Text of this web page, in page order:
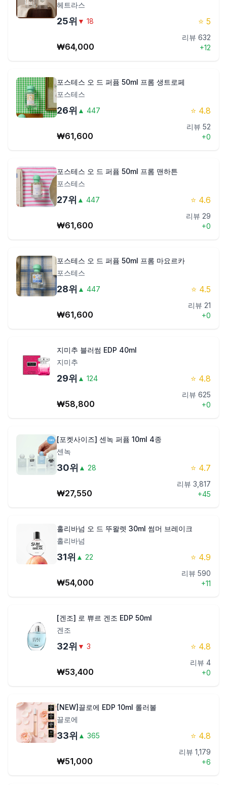
헤트라스
25위 ▼ 18 ⭐ 5
₩64,000
리뷰 632
+12
포스테스 오 드 퍼퓸 50ml 프롬 생트로페
포스테스
26위 ▲ 447 ⭐ 4.8
₩61,600
리뷰 52
+0
포스테스 오 드 퍼퓸 50ml 프롬 맨하튼
포스테스
27위 ▲ 447 ⭐ 4.6
₩61,600
리뷰 29
+0
포스테스 오 드 퍼퓸 50ml 프롬 마요르카
포스테스
28위 ▲ 447 ⭐ 4.5
₩61,600
리뷰 21
+0
지미추 블러썸 EDP 40ml
지미추
29위 ▲ 124 ⭐ 4.8
₩58,800
리뷰 625
+0
[포켓사이즈] 센녹 퍼퓸 10ml 4종
센녹
30위 ▲ 28 ⭐ 4.7
₩27,550
리뷰 3,817
+45
홀리바넘 오 드 뚜왈렛 30ml 썸머 브레이크
홀리바넘
31위 ▲ 22 ⭐ 4.9
₩54,000
리뷰 590
+11
[겐조] 로 쀼르 겐조 EDP 50ml
겐조
32위 ▼ 3 ⭐ 4.8
₩53,400
리뷰 4
+0
[NEW]끌로에 EDP 10ml 롤러볼
끌로에
33위 ▲ 365 ⭐ 4.8
₩51,000
리뷰 1,179
+6